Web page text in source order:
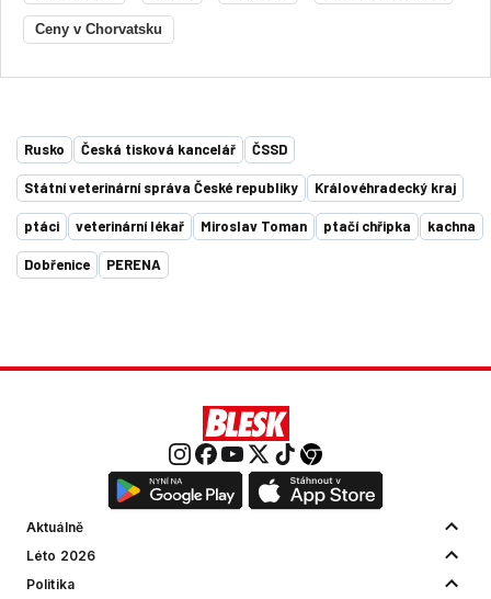
Ceny v Chorvatsku
Rusko Česká tisková kancelář ČSSD
Státní veterinární správa České republiky Královéhradecký kraj
ptáci veterinární lékař Miroslav Toman ptačí chřipka kachna
Dobřenice PERENA
Aktuálně
Léto 2026
Politika